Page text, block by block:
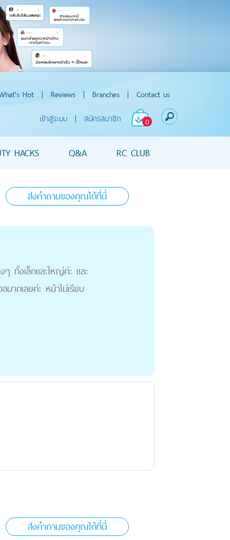
Hot | Reviews | Branches | Contact us
0
เข้าสู่ระบบ | สมัครสมาชิก
HACKS Q&A RC CLUB
ส่งคำถามของคุณได้ที่นี่
ทั้งเล็กและใหญ่ค่ะ และ
ากเลยค่ะ หน้าไม่เรียบ
ส่งคำถามของคุณได้ที่นี่